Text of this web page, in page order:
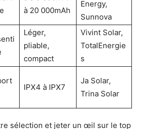
à 20 000mAh
Energy,
Sunnova
Léger,
pliable,
compact
Vivint Solar,
TotalEnergie
s
IPX4 à IPX7
Ja Solar,
Trina Solar
sélection et jeter un œil sur le top